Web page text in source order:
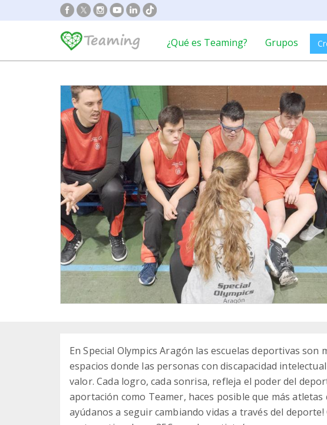
¿Qué es Teaming? Grupos
En Special Olympics Aragón las escuelas deportivas
espacios donde las personas con discapacidad
valor. Cada logro, cada sonrisa, refleja el poder del
aportación como Teamer, haces posible que más atletas
ayúdanos a seguir cambiando vidas a través del